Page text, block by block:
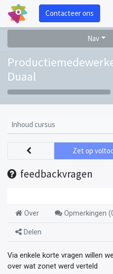
Contacteer ons
Nav
Duaal
Inhoud cursus
feedbackvragen
Zet op
Over Opmerkingen (
Delen
Via enkele korte vragen willen
over wat zonet werd verteld